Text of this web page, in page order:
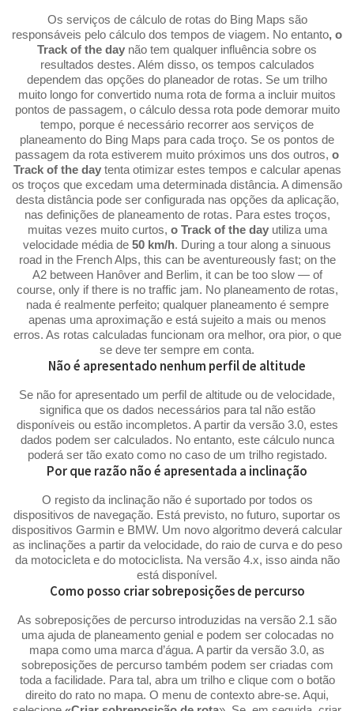
Os serviços de cálculo de rotas do Bing Maps são
responsáveis pelo cálculo dos tempos de viagem. No entanto, o
Track of the day não tem qualquer influência sobre os
resultados destes. Além disso, os tempos calculados
dependem das opções do planeador de rotas. Se um trilho
muito longo for convertido numa rota de forma a incluir muitos
pontos de passagem, o cálculo dessa rota pode demorar muito
tempo, porque é necessário recorrer aos serviços de
planeamento do Bing Maps para cada troço. Se os pontos de
passagem da rota estiverem muito próximos uns dos outros, o
Track of the daytenta otimizar estes tempos e calcular apenas
os troços que excedam uma determinada distância. A dimensão
desta distância pode ser configurada nas opções da aplicação,
nas definições de planeamento de rotas. Para estes troços,
muitas vezes muito curtos, o Track of the dayutiliza uma
velocidade média de 50 km/h. During a tour along a sinuous
road in the French Alps, this can be aventureously fast; on the
A2 between Hanôver and Berlim, it can be too slow — of
course, only if there is no traffic jam. No planeamento de rotas,
nada é realmente perfeito; qualquer planeamento é sempre
apenas uma aproximação e está sujeito a mais ou menos
erros. As rotas calculadas funcionam ora melhor, ora pior, o que
se deve ter sempre em conta.
Não é apresentado nenhum perfil de altitude
Se não for apresentado um perfil de altitude ou de velocidade,
significa que os dados necessários para tal não estão
disponíveis ou estão incompletos. A partir da versão 3.0, estes
dados podem ser calculados. No entanto, este cálculo nunca
poderá ser tão exato como no caso de um trilho registado.
Por que razão não é apresentada a inclinação
O registo da inclinação não é suportado por todos os
dispositivos de navegação. Está previsto, no futuro, suportar os
dispositivos Garmin e BMW. Um novo algoritmo deverá calcular
as inclinações a partir da velocidade, do raio de curva e do peso
da motocicleta e do motociclista. Na versão 4.x, isso ainda não
está disponível.
Como posso criar sobreposições de percurso
As sobreposições de percurso introduzidas na versão 2.1 são
uma ajuda de planeamento genial e podem ser colocadas no
mapa como uma marca d’água. A partir da versão 3.0, as
sobreposições de percurso também podem ser criadas com
toda a facilidade. Para tal, abra um trilho e clique com o botão
direito do rato no mapa. O menu de contexto abre-se. Aqui,